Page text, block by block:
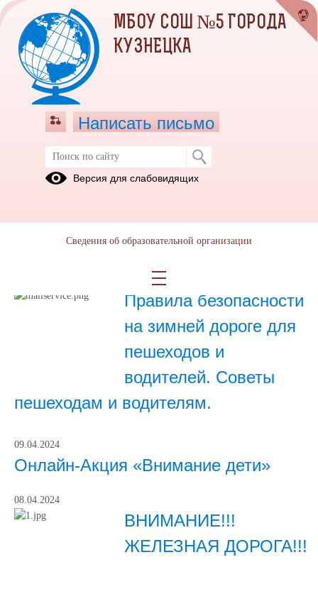
Безопасность на дорогах
Юным велосипедистам.pdf (посмотреть)
Правила безопасности
на зимней дороге для
пешеходов и
водителей. Советы
пешеходам и водителям.
09.04.2024
Онлайн-Акция «Внимание дети»
08.04.2024
ВНИМАНИЕ!!!
ЖЕЛЕЗНАЯ ДОРОГА!!!
МБОУ СОШ №5 ГОРОДА
КУЗНЕЦКА
Написать письмо
Версия для слабовидящих
Сведения об образовательной организации